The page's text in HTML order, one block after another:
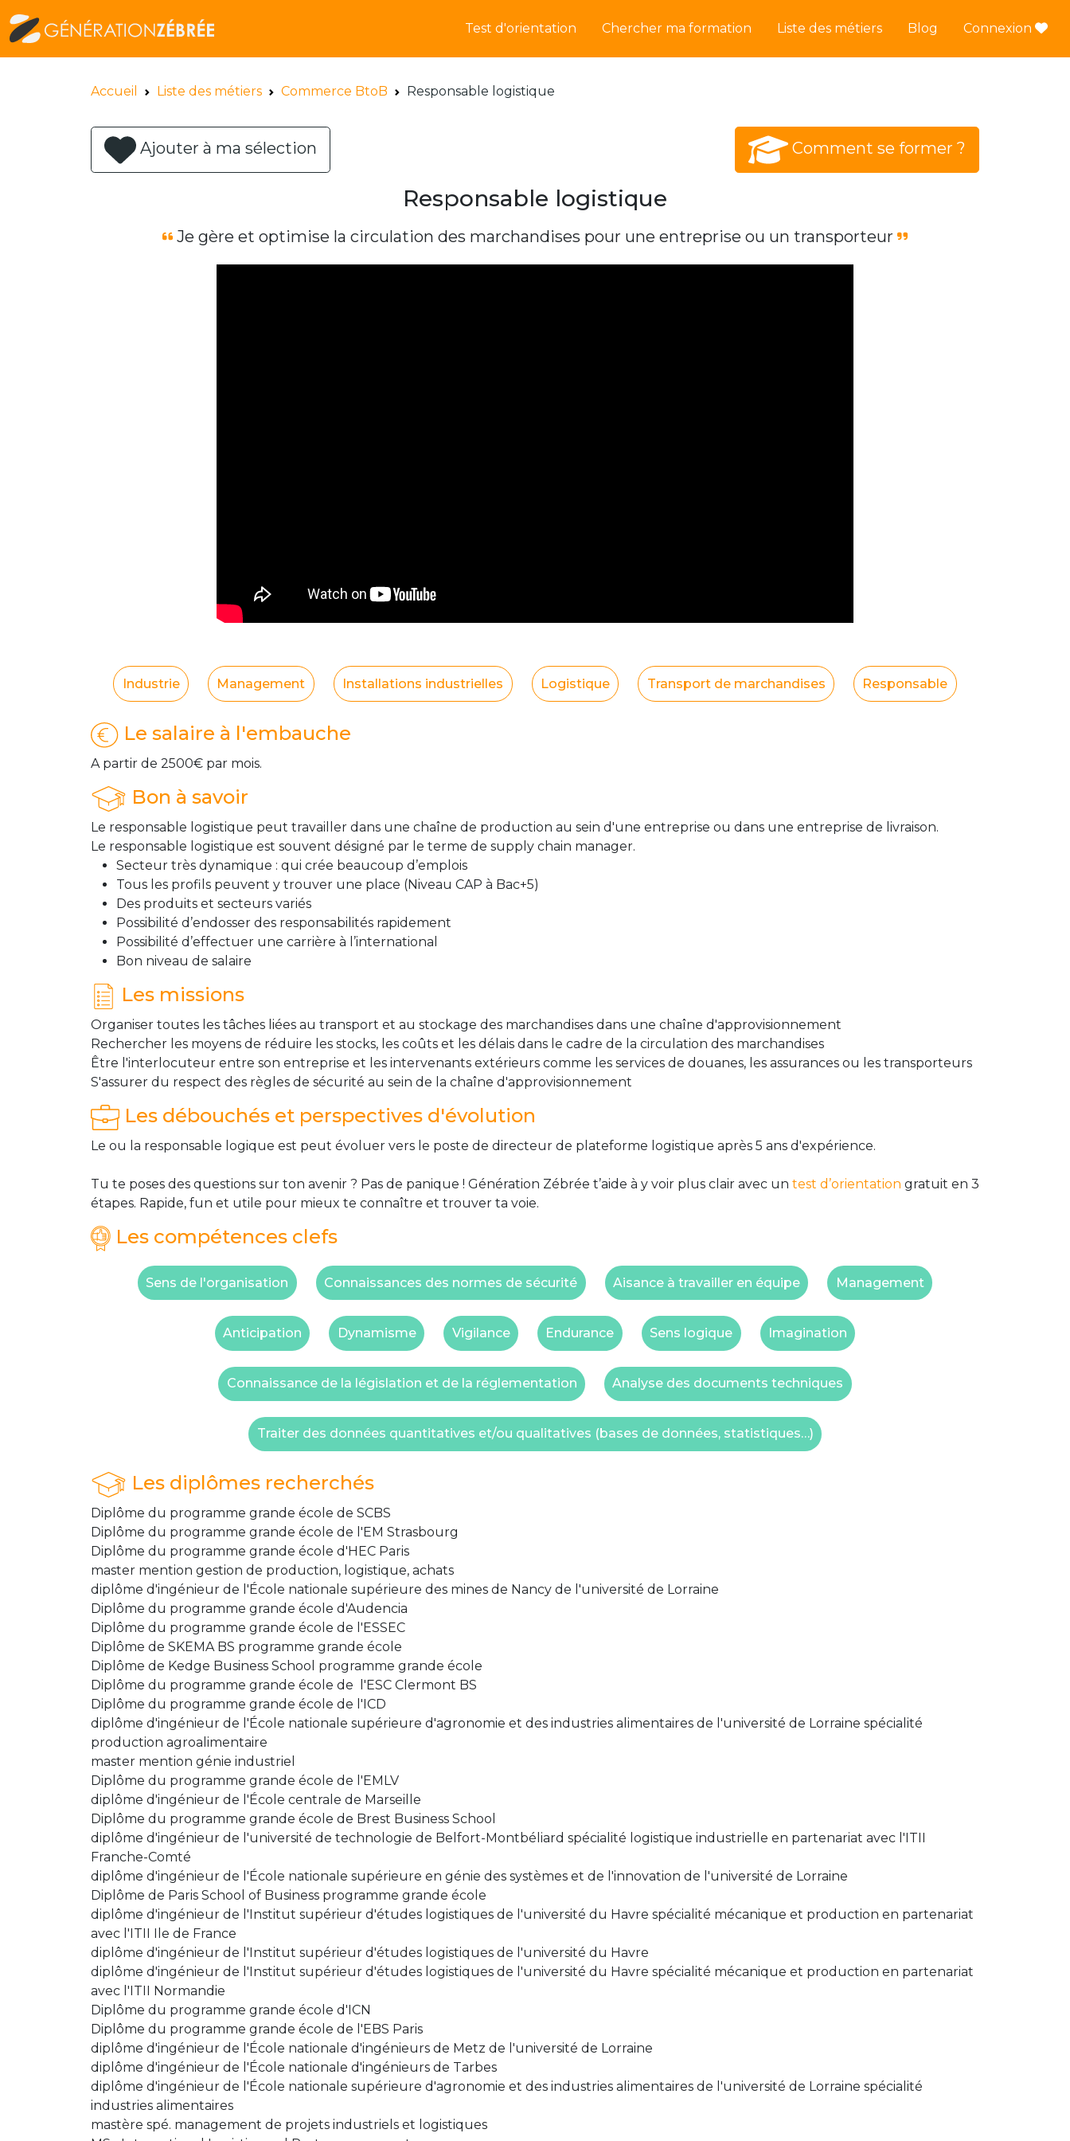
Test d'orientation Chercher ma formation Liste des métiers Blog Connexion
Accueil Liste des métiers Commerce BtoB Responsable logistique
Ajouter à ma sélection Comment se former ?
Responsable logistique
Je gère et optimise la circulation des marchandises pour une entreprise ou un transporteur
Industrie Management Installations industrielles Logistique Transport de marchandises Responsable
Le salaire à l'embauche
A partir de 2500€ par mois.
Bon à savoir
Le responsable logistique peut travailler dans une chaîne de production au sein d'une entreprise ou dans une entreprise de livraison.
Le responsable logistique est souvent désigné par le terme de supply chain manager.
Secteur très dynamique : qui crée beaucoup d’emplois
Tous les profils peuvent y trouver une place (Niveau CAP à Bac+5)
Des produits et secteurs variés
Possibilité d’endosser des responsabilités rapidement
Possibilité d’effectuer une carrière à l’international
Bon niveau de salaire
Les missions
Organiser toutes les tâches liées au transport et au stockage des marchandises dans une chaîne d'approvisionnement
Rechercher les moyens de réduire les stocks, les coûts et les délais dans le cadre de la circulation des marchandises
Être l'interlocuteur entre son entreprise et les intervenants extérieurs comme les services de douanes, les assurances ou les transporteurs
S'assurer du respect des règles de sécurité au sein de la chaîne d'approvisionnement
Les débouchés et perspectives d'évolution
Le ou la responsable logique est peut évoluer vers le poste de directeur de plateforme logistique après 5 ans d'expérience.
Tu te poses des questions sur ton avenir ? Pas de panique ! Génération Zébrée t’aide à y voir plus clair avec un test d’orientation gratuit en 3
étapes. Rapide, fun et utile pour mieux te connaître et trouver ta voie.
Les compétences clefs
Sens de l'organisation Connaissances des normes de sécurité Aisance à travailler en équipe Management
Anticipation Dynamisme Vigilance Endurance Sens logique Imagination
Connaissance de la législation et de la réglementation Analyse des documents techniques
Traiter des données quantitatives et/ou qualitatives (bases de données, statistiques…)
Les diplômes recherchés
Diplôme du programme grande école de SCBS
Diplôme du programme grande école de l'EM Strasbourg
Diplôme du programme grande école d'HEC Paris
master mention gestion de production, logistique, achats
diplôme d'ingénieur de l'École nationale supérieure des mines de Nancy de l'université de Lorraine
Diplôme du programme grande école d'Audencia
Diplôme du programme grande école de l'ESSEC
Diplôme de SKEMA BS programme grande école
Diplôme de Kedge Business School programme grande école
Diplôme du programme grande école de l'ESC Clermont BS
Diplôme du programme grande école de l'ICD
diplôme d'ingénieur de l'École nationale supérieure d'agronomie et des industries alimentaires de l'université de Lorraine spécialité
production agroalimentaire
master mention génie industriel
Diplôme du programme grande école de l'EMLV
diplôme d'ingénieur de l'École centrale de Marseille
Diplôme du programme grande école de Brest Business School
diplôme d'ingénieur de l'université de technologie de Belfort-Montbéliard spécialité logistique industrielle en partenariat avec l'ITII
Franche-Comté
diplôme d'ingénieur de l'École nationale supérieure en génie des systèmes et de l'innovation de l'université de Lorraine
Diplôme de Paris School of Business programme grande école
diplôme d'ingénieur de l'Institut supérieur d'études logistiques de l'université du Havre spécialité mécanique et production en partenariat
avec l'ITII Ile de France
diplôme d'ingénieur de l'Institut supérieur d'études logistiques de l'université du Havre
diplôme d'ingénieur de l'Institut supérieur d'études logistiques de l'université du Havre spécialité mécanique et production en partenariat
avec l'ITII Normandie
Diplôme du programme grande école d'ICN
Diplôme du programme grande école de l'EBS Paris
diplôme d'ingénieur de l'École nationale d'ingénieurs de Metz de l'université de Lorraine
diplôme d'ingénieur de l'École nationale d'ingénieurs de Tarbes
diplôme d'ingénieur de l'École nationale supérieure d'agronomie et des industries alimentaires de l'université de Lorraine spécialité
industries alimentaires
mastère spé. management de projets industriels et logistiques